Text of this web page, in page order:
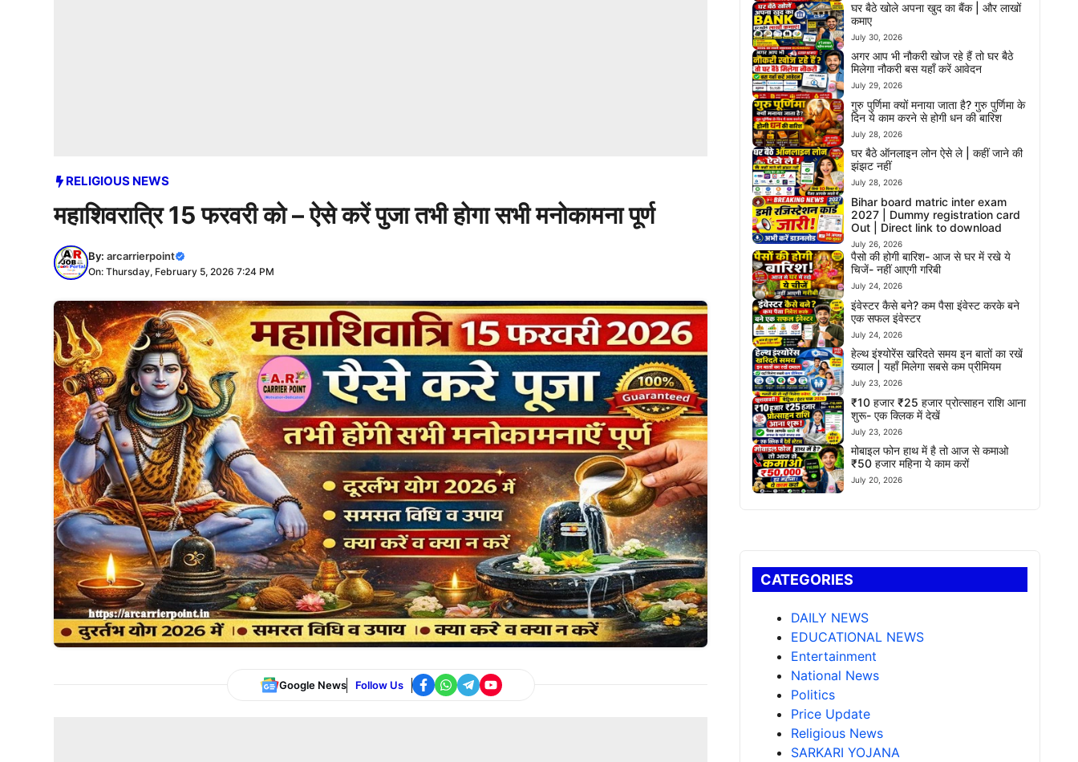
RELIGIOUS NEWS
महाशिवरात्रि 15 फरवरी को – ऐसे करें पुजा तभी होगा सभी मनोकामना पूर्ण
By: arcarrierpoint
On: Thursday, February 5, 2026 7:24 PM
Google News Follow Us
घर बैठे खोले अपना खुद का बैंक | और लाखों
कमाए
July 30, 2026
अगर आप भी नौकरी खोज रहे हैं तो घर बैठे
मिलेगा नौकरी बस यहाँ करें आवेदन
July 29, 2026
गुरु पुर्णिमा क्यों मनाया जाता है? गुरु पुर्णिमा के
दिन ये काम करने से होगी धन की बारिश
July 28, 2026
घर बैठे ऑनलाइन लोन ऐसे ले | कहीं जाने की
झंझट नहीं
July 28, 2026
Bihar board matric inter exam
2027 | Dummy registration card
Out | Direct link to download
July 26, 2026
पैसो की होगी बारिश- आज से घर में रखे ये
चिजें- नहीं आएगी गरिबी
July 24, 2026
इंवेस्टर कैसे बने? कम पैसा इंवेस्ट करके बने
एक सफल इंवेस्टर
July 24, 2026
हेल्थ इंश्योरेंस खरिदते समय इन बातों का रखें
ख्याल | यहाँ मिलेगा सबसे कम प्रीमियम
July 23, 2026
₹10 हजार ₹25 हजार प्रोत्साहन राशि आना
शुरू- एक क्लिक में देखें
July 23, 2026
मोबाइल फोन हाथ में है तो आज से कमाओ
₹50 हजार महिना ये काम करों
July 20, 2026
CATEGORIES
DAILY NEWS
EDUCATIONAL NEWS
Entertainment
National News
Politics
Price Update
Religious News
SARKARI YOJANA